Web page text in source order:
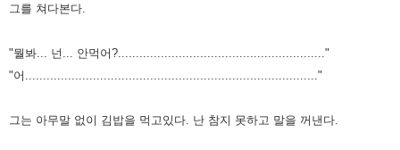
그를 쳐다본다.
"뭘봐... 넌... 안먹어?.........................................................."
"어.................................................................................."
그는 아무말 없이 김밥을 먹고있다. 난 참지 못하고 말을 꺼낸다.